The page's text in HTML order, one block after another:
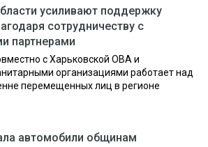
усиливают поддержку
сотрудничеству с
партнерами
с Харьковской ОВА и
организациями работает над
перемещенных лиц в регионе
автомобили общинам